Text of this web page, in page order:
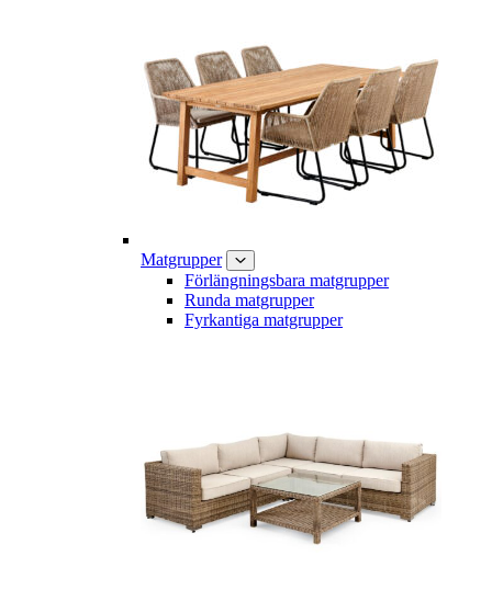
Matgrupper
Förlängningsbara matgrupper
Runda matgrupper
Fyrkantiga matgrupper